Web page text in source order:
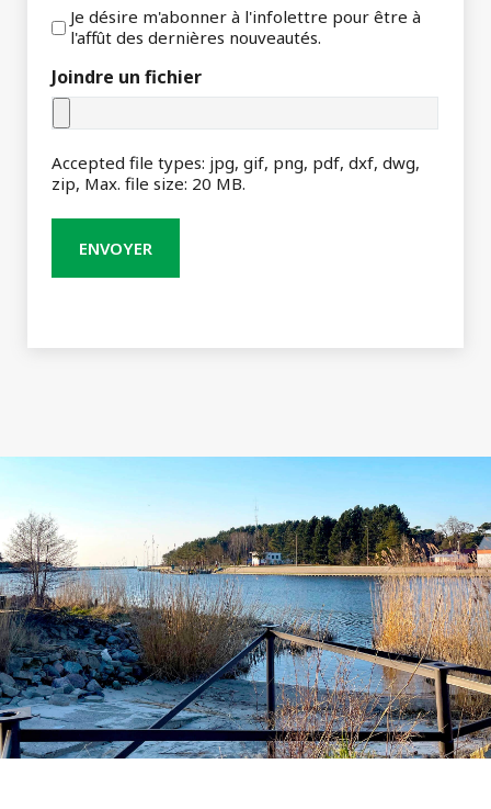
Je désire m'abonner à l'infolettre pour être à
l'affût des dernières nouveautés.
Joindre un fichier
Accepted file types: jpg, gif, png, pdf, dxf, dwg,
zip, Max. file size: 20 MB.